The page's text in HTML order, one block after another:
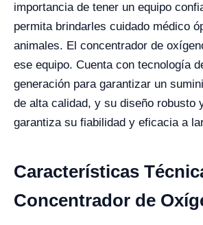
importancia de tener un equipo
permita brindarles cuidado médico
animales. El concentrador de
ese equipo. Cuenta con tecnología
generación para garantizar un
de alta calidad, y su diseño robusto
garantiza su fiabilidad y eficacia a
Características
Concentrador de